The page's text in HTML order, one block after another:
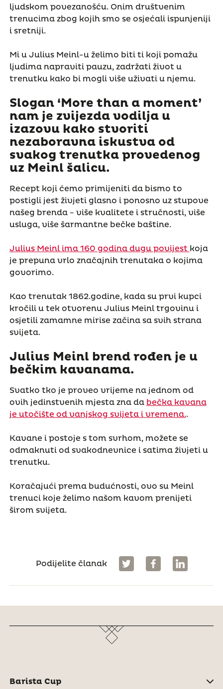
ljudskom povezanošću. Onim društvenim
trenucima zbog kojih smo se osjećali ispunjeniji
i sretniji.
Mi u Julius Meinl-u želimo biti ti koji pomažu
ljudima napraviti pauzu, zadržati život u
trenutku kako bi mogli više uživati u njemu.
Slogan ‘More than a moment’
nam je zvijezda vodilja u
izazovu kako stvoriti
nezaboravna iskustva od
svakog trenutka provedenog
uz Meinl šalicu.
Recept koji ćemo primijeniti da bismo to
postigli jest živjeti glasno i ponosno uz stupove
našeg brenda - više kvalitete i stručnosti, više
usluga, više šarmantne bečke baštine.
Julius Meinl ima 160 godina dugu povijest koja
je prepuna vrlo značajnih trenutaka o kojima
govorimo.
Kao trenutak 1862.godine, kada su prvi kupci
kročili u tek otvorenu Julius Meinl trgovinu i
osjetili zamamne mirise začina sa svih strana
svijeta.
Julius Meinl brend rođen je u
bečkim kavanama.
Svatko tko je proveo vrijeme na jednom od
ovih jedinstvenih mjesta zna da bečka kavana
je utočište od vanjskog svijeta i vremena..
Kavane i postoje s tom svrhom, možete se
odmaknuti od svakodnevnice i satima živjeti u
trenutku.
Koračajući prema budućnosti, ovo su Meinl
trenuci koje želimo našom kavom prenijeti
širom svijeta.
Podijelite članak
Barista Cup